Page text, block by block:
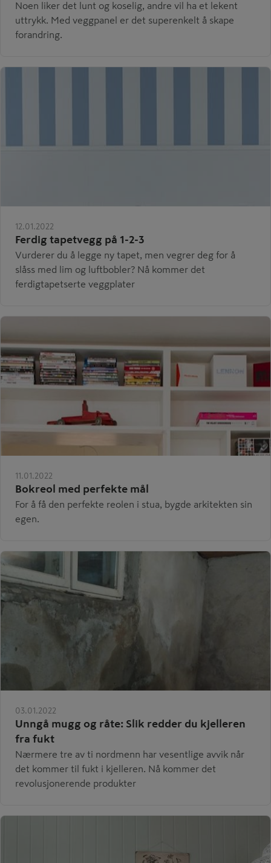
Noen liker det lunt og koselig, andre vil ha et lekent
uttrykk. Med veggpanel er det superenkelt å skape
forandring.
12.01.2022
Ferdig tapetvegg på 1-2-3
Vurderer du å legge ny tapet, men vegrer deg for å
slåss med lim og luftbobler? Nå kommer det
ferdigtapetserte veggplater
11.01.2022
Bokreol med perfekte mål
For å få den perfekte reolen i stua, bygde arkitekten sin
egen.
03.01.2022
Unngå mugg og råte: Slik redder du kjelleren
fra fukt
Nærmere tre av ti nordmenn har vesentlige avvik når
det kommer til fukt i kjelleren. Nå kommer det
revolusjonerende produkter